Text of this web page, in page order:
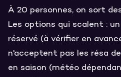
À 20 personnes, on sort
Les options qui scalent :
réservé (à vérifier en
n'acceptent pas les résa
en saison (météo